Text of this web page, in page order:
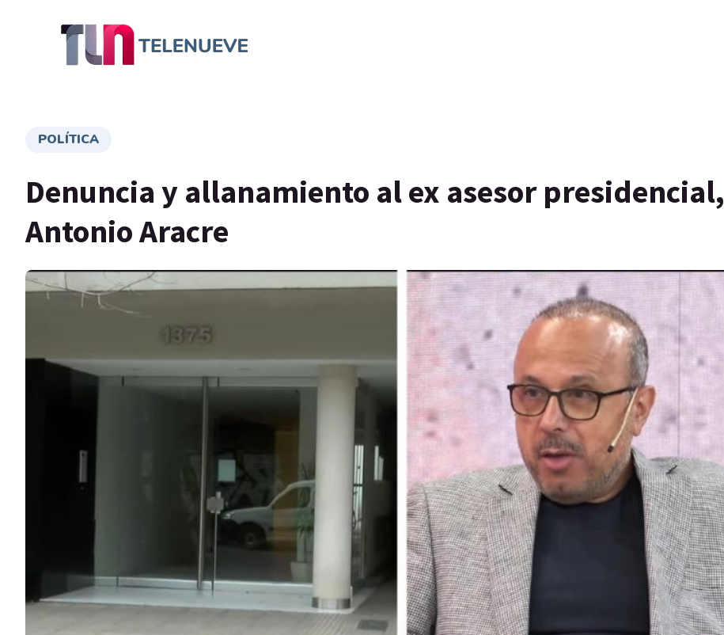
POLÍTICA
Denuncia y allanamiento al ex asesor presidencial,
Antonio Aracre